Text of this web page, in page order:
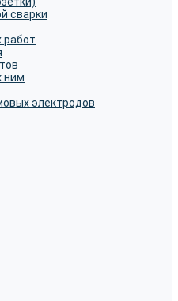
сварки
работ
ним
электродов